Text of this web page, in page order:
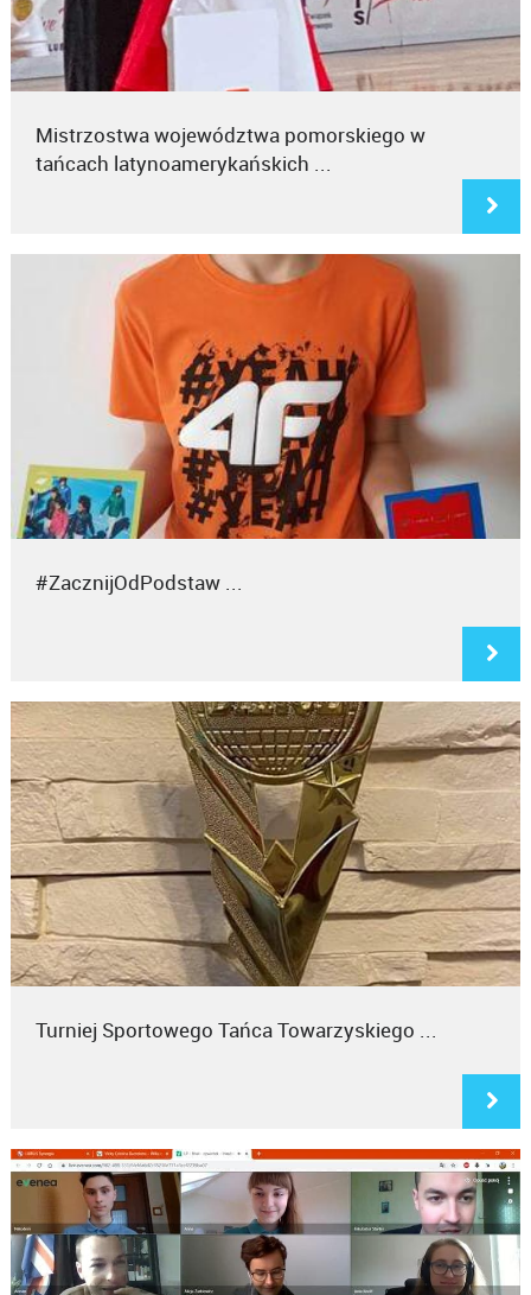
Mistrzostwa województwa pomorskiego w
tańcach latynoamerykańskich ...
#ZacznijOdPodstaw ...
Turniej Sportowego Tańca Towarzyskiego ...